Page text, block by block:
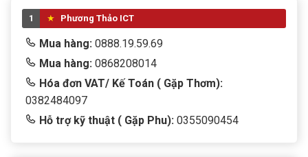
1 Phương Thảo ICT
Mua hàng: 0888.19.59.69
Mua hàng: 0868208014
Hóa đơn VAT/ Kế Toán ( Gặp Thơm):
0382484097
Hỗ trợ kỹ thuật ( Gặp Phu): 0355090454